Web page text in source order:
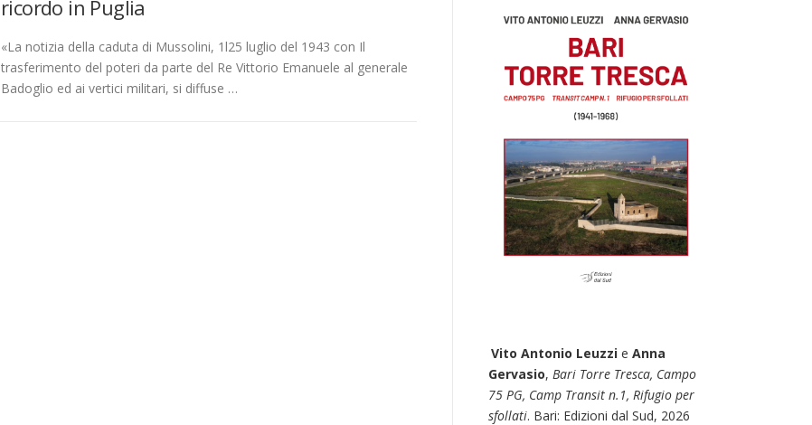
ricordo in Puglia
«La notizia della caduta di Mussolini, 1l25 luglio del 1943 con Il
trasferimento del poteri da parte del Re Vittorio Emanuele al generale
Badoglio ed ai vertici militari, si diffuse …
Vito Antonio Leuzzie Anna
Gervasio, Bari Torre Tresca, Campo
75 PG, Camp Transit n.1, Rifugio per
sfollati. Bari: Edizioni dal Sud, 2026